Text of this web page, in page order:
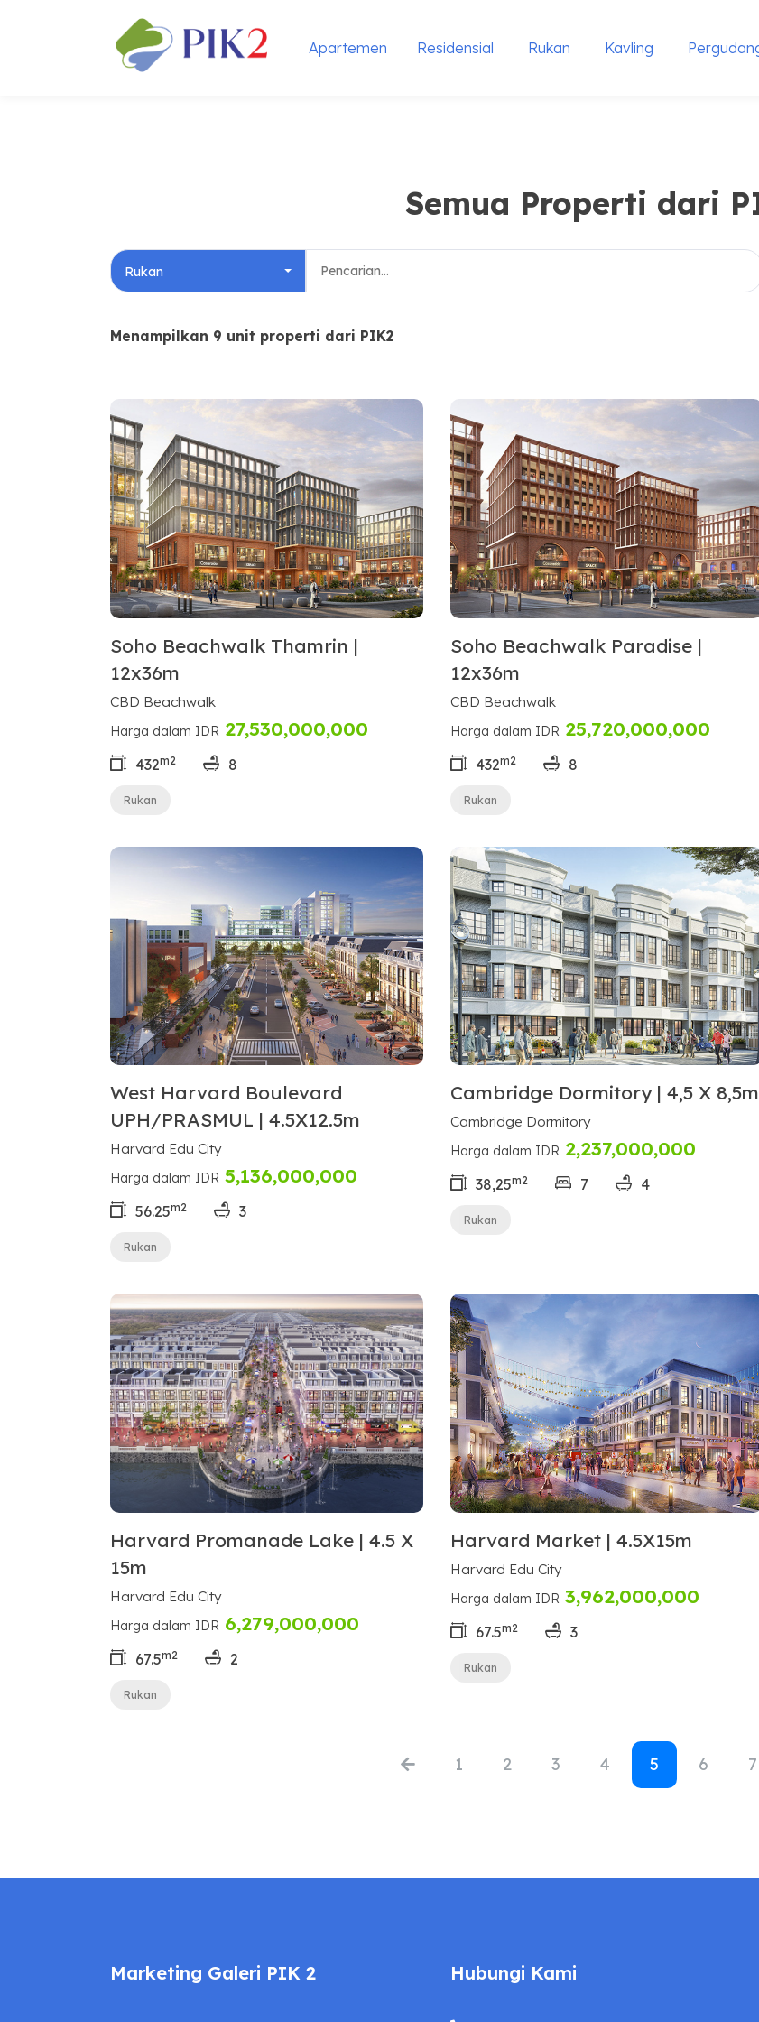
Apartemen Residensial Rukan Kavling
Semua Properti dari
Rukan
Menampilkan 9 unit properti dari PIK2
Soho Beachwalk Thamrin |
12x36m
CBD Beachwalk
Harga dalam IDR 27,530,000,000
432m2 8
Rukan
Soho Beachwalk Paradise |
12x36m
CBD Beachwalk
Harga dalam IDR 25,720,000,000
432m2 8
Rukan
West Harvard Boulevard
UPH/PRASMUL | 4.5X12.5m
Harvard Edu City
Harga dalam IDR 5,136,000,000
56.25m2 3
Rukan
Cambridge Dormitory | 4,5 X 8,5m
Cambridge Dormitory
Harga dalam IDR 2,237,000,000
38,25m2 7 4
Rukan
Harvard Promanade Lake | 4.5 X
15m
Harvard Edu City
Harga dalam IDR 6,279,000,000
67.5m2 2
Rukan
Harvard Market | 4.5X15m
Harvard Edu City
Harga dalam IDR 3,962,000,000
67.5m2 3
Rukan
1 2 3 4 5 6 7
Marketing Galeri PIK 2 Hubungi Kami